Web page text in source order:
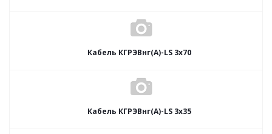
Кабель КГРЭВнг(А)-LS 3х70
Кабель КГРЭВнг(А)-LS 3х35